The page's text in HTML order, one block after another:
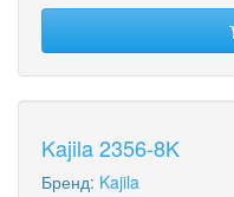
Kajila 2356-8K
Бренд: Kajila